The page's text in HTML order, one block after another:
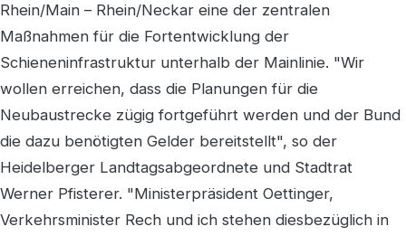
Rhein/Main – Rhein/Neckar eine der zentralen
Maßnahmen für die Fortentwicklung der
Schieneninfrastruktur unterhalb der Mainlinie. "Wir
wollen erreichen, dass die Planungen für die
Neubaustrecke zügig fortgeführt werden und der Bund
die dazu benötigten Gelder bereitstellt", so der
Heidelberger Landtagsabgeordnete und Stadtrat
Werner Pfisterer. "Ministerpräsident Oettinger,
Verkehrsminister Rech und ich stehen diesbezüglich in